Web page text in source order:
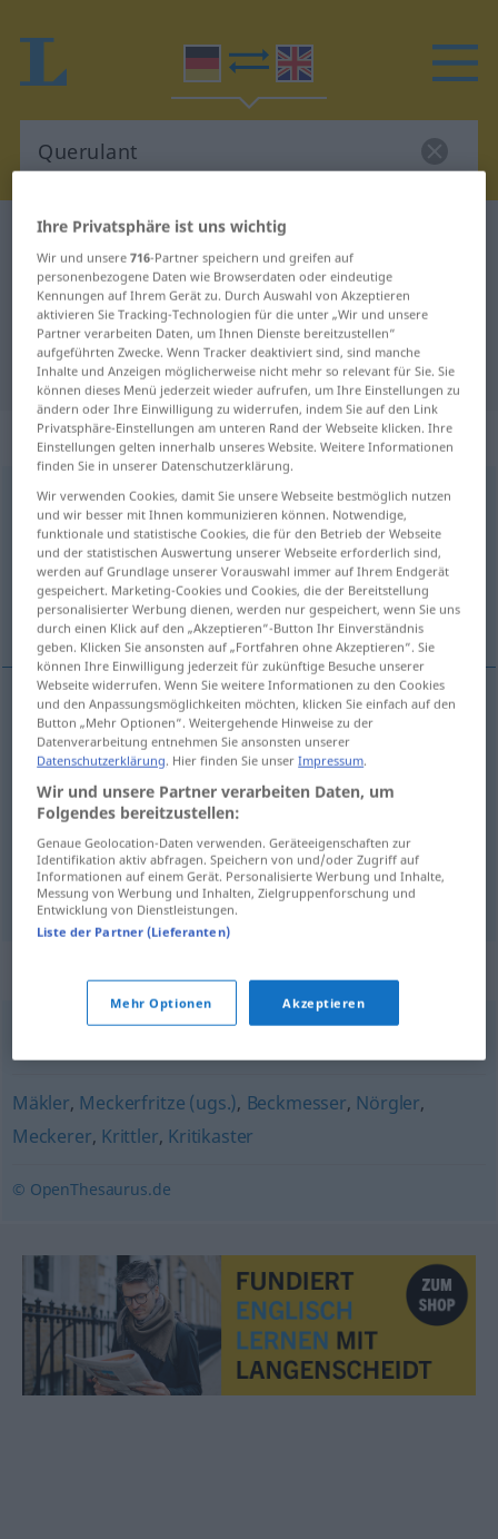
Deutsch-Englisch Wörterbuch
Deutsch-Englisch Übersetzung für
"Querulant"
"Querulant" Englisch Übersetzung
„Querulant“: Maskulinum
Querulant [kveruˈlant]m <Querulanten;Querulanten>
Übersicht aller Übersetzungen
(Für mehr Details die Übersetzung anklicken/antippen)
querulous person, grouch, griper, grouser
querulousperson Querulant
grouch Querulant
griper Querulant
grouser BR Querulant UMG
Synonyme für "Querulant"
Mäkler, Meckerfritze (ugs.), Beckmesser, Nörgler,
Meckerer, Krittler, Kritikaster
© OpenThesaurus.de
Ihre Privatsphäre ist uns wichtig
Wir und unsere716-Partner speichern und greifen auf
personenbezogene Daten wie Browserdaten oder eindeutige
Kennungen auf Ihrem Gerät zu. Durch Auswahl von Akzeptieren
aktivieren Sie Tracking-Technologien für die unter „Wir und unsere
Partner verarbeiten Daten, um Ihnen Dienste bereitzustellen“
aufgeführten Zwecke. Wenn Tracker deaktiviert sind, sind manche
Inhalte und Anzeigen möglicherweise nicht mehr so relevant für Sie. Sie
können dieses Menü jederzeit wieder aufrufen, um Ihre Einstellungen zu
ändern oder Ihre Einwilligung zu widerrufen, indem Sie auf den Link
Privatsphäre-Einstellungen am unteren Rand der Webseite klicken. Ihre
Einstellungen gelten innerhalb unseres Website. Weitere Informationen
finden Sie in unserer Datenschutzerklärung.
Wir verwenden Cookies, damit Sie unsere Webseite bestmöglich nutzen
und wir besser mit Ihnen kommunizieren können. Notwendige,
funktionale und statistische Cookies, die für den Betrieb der Webseite
und der statistischen Auswertung unserer Webseite erforderlich sind,
werden auf Grundlage unserer Vorauswahl immer auf Ihrem Endgerät
gespeichert. Marketing-Cookies und Cookies, die der Bereitstellung
personalisierter Werbung dienen, werden nur gespeichert, wenn Sie uns
durch einen Klick auf den „Akzeptieren“-Button Ihr Einverständnis
geben. Klicken Sie ansonsten auf „Fortfahren ohne Akzeptieren“. Sie
können Ihre Einwilligung jederzeit für zukünftige Besuche unserer
Webseite widerrufen. Wenn Sie weitere Informationen zu den Cookies
und den Anpassungsmöglichkeiten möchten, klicken Sie einfach auf den
Button „Mehr Optionen“. Weitergehende Hinweise zu der
Datenverarbeitung entnehmen Sie ansonsten unserer
Datenschutzerklärung. Hier finden Sie unserImpressum.
Wir und unsere Partner verarbeiten Daten, um
Folgendes bereitzustellen:
Genaue Geolocation-Daten verwenden. Geräteeigenschaften zur
Identifikation aktiv abfragen. Speichern von und/oder Zugriff auf
Informationen auf einem Gerät. Personalisierte Werbung und Inhalte,
Messung von Werbung und Inhalten, Zielgruppenforschung und
Entwicklung von Dienstleistungen.
Liste der Partner (Lieferanten)
Mehr Optionen Akzeptieren